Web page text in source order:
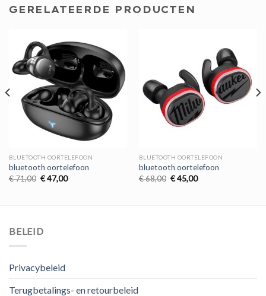
GERELATEERDE PRODUCTEN
BLUETOOTH OORTELEFOON
bluetooth oortelefoon
€71,00 Oorspronkelijke
€47,00Huidige
BLUETOOTH OORTELEFOON
bluetooth oortelefoon
€68,00 Oorspronkelijke
€45,00Huidige
BELEID
Privacybeleid
Terugbetalings- en retourbeleid